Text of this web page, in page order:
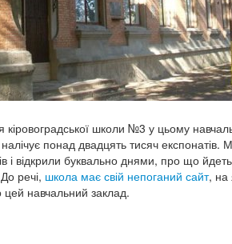
кіровоградської школи №3 у цьому
понад двадцять тисяч експонатів.
і відкрили буквально днями, про що
речі, школа має свій непоганий сайт, на
цей навчальний заклад.